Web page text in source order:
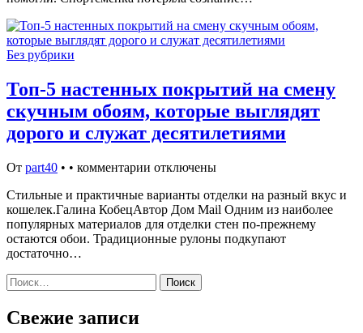
Без рубрики
Топ-5 настенных покрытий на смену
скучным обоям, которые выглядят
дорого и служат десятилетиями
От part40 • • комментарии отключены
Стильные и практичные варианты отделки на разный вкус и
кошелек.Галина КобецАвтор Дом Mail Одним из наиболее
популярных материалов для отделки стен по-прежнему
остаются обои. Традиционные рулоны подкупают
достаточно…
Найти:
Свежие записи